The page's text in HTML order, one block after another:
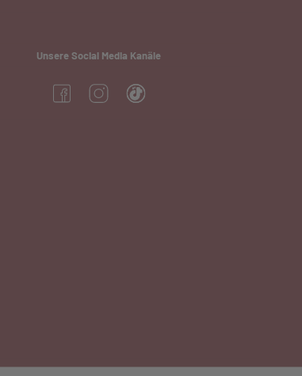
Unsere Social Media Kanäle
(öffnet in neuem Tab)
(öffnet in neuem Tab)